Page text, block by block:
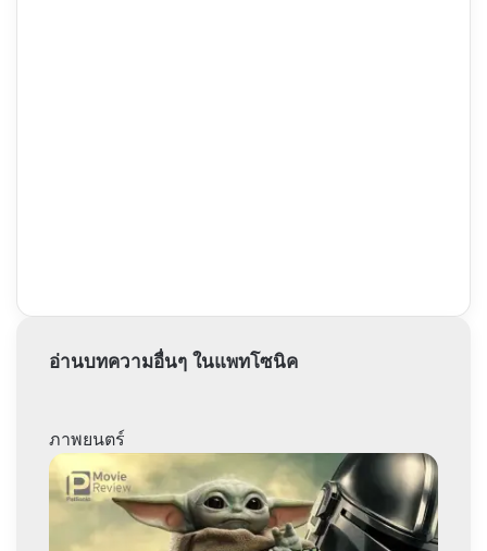
อ่านบทความอื่นๆ ในแพทโซนิค
ภาพยนตร์